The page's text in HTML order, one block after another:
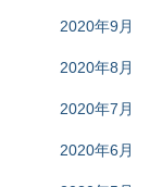
2020年9月
2020年8月
2020年7月
2020年6月